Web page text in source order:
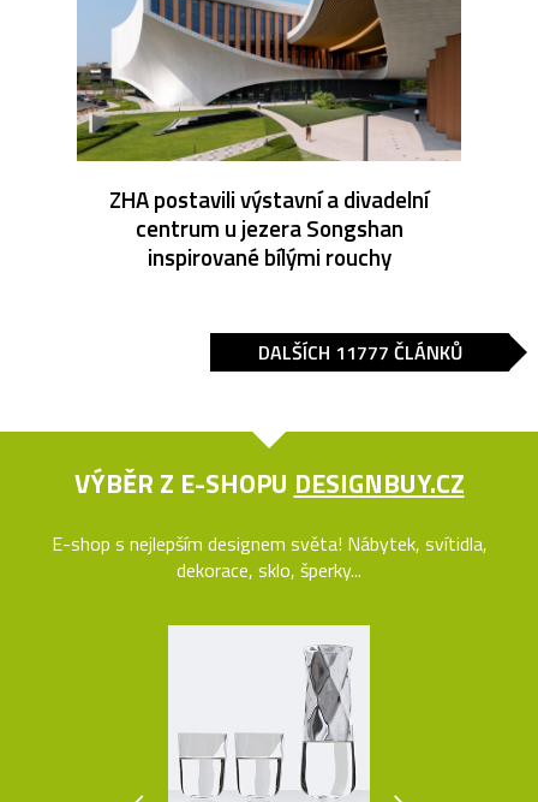
ZHA postavili výstavní a divadelní
centrum u jezera Songshan
inspirované bílými rouchy
DALŠÍCH 11777 ČLÁNKŮ
VÝBĚR Z E-SHOPU DESIGNBUY.CZ
E-shop s nejlepším designem světa! Nábytek, svítidla,
dekorace, sklo, šperky...